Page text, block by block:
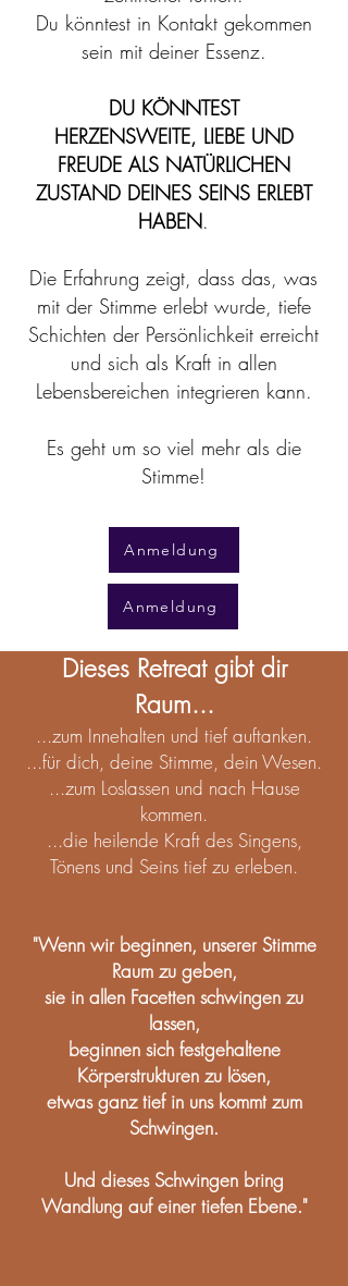
Du könntest in Kontakt gekommen
sein mit deiner Essenz.
DU KÖNNTEST
HERZENSWEITE, LIEBE UND
FREUDE ALS NATÜRLICHEN
ZUSTAND DEINES SEINS ERLEBT
HABEN.
Die Erfahrung zeigt, dass das, was
mit der Stimme erlebt wurde, tiefe
Schichten der Persönlichkeit erreicht
und sich als Kraft in allen
Lebensbereichen integrieren kann.
Es geht um so viel mehr als die
Stimme!
Anmeldung
Anmeldung
Dieses Retreat gibt dir
Raum...
...zum Innehalten und tief auftanken.
...für dich, deine Stimme, dein Wesen.
...zum Loslassen und nach Hause
kommen.
...die heilende Kraft des Singens,
Tönens und Seins tief zu erleben.
"Wenn wir beginnen, unserer Stimme
Raum zu geben,
sie in allen Facetten schwingen zu
lassen,
beginnen sich festgehaltene
Körperstrukturen zu lösen,
etwas ganz tief in uns kommt zum
Schwingen.
Und dieses Schwingen bring
Wandlung auf einer tiefen Ebene."